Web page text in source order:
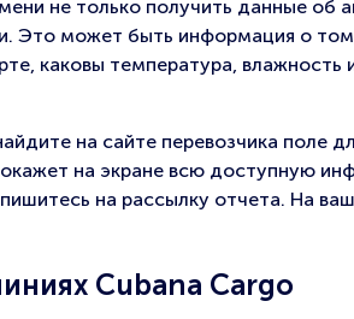
не только получить данные об
Это может быть информация о
каковы температура, влажность
на сайте перевозчика поле
на экране всю доступную
на рассылку отчета. На
Cubana Cargo